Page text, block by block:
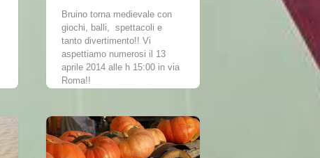
Bruino torna medievale con
giochi, balli, spettacoli e
tanto divertimento!! Vi
aspettiamo numerosi il 13
aprile 2014 alle h 15:00 in via
Roma!!